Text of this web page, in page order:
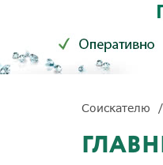
Соискателю